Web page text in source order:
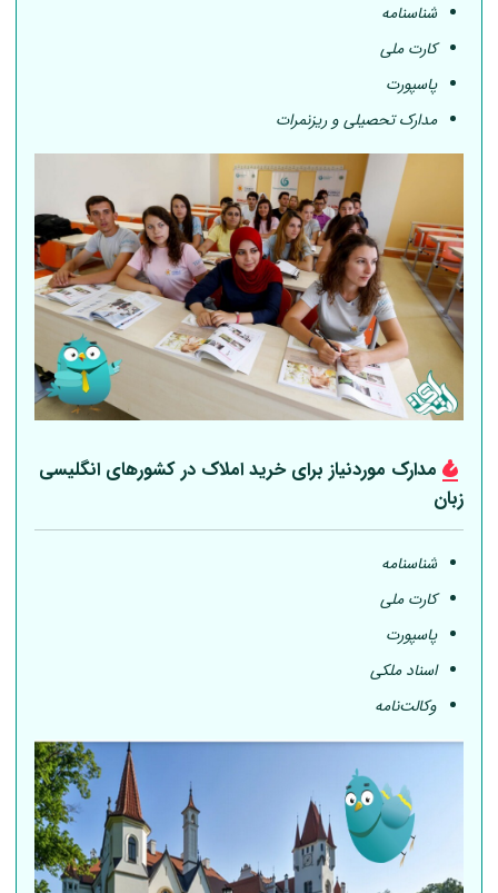
شناسنامه
کارت ملی
پاسپورت
مدارک تحصیلی و ریزنمرات
مدارک موردنیاز برای خرید املاک در کشورهای انگلیسی
زبان
شناسنامه
کارت ملی
پاسپورت
اسناد ملکی
وکالت‌نامه